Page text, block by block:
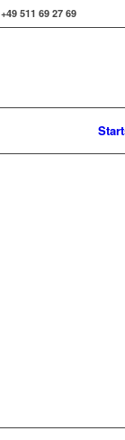
+49 511 69 27 69